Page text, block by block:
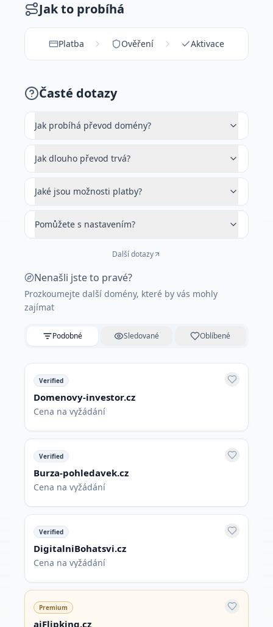
Jak to probíhá
Platba Ověření Aktivace
Časté dotazy
Jak probíhá převod domény?
Jak dlouho převod trvá?
Jaké jsou možnosti platby?
Pomůžete s nastavením?
Další dotazy
Nenašli jste to pravé?
Prozkoumejte další domény, které by vás mohly
zajímat
Podobné Sledované Oblíbené
Verified
Domenovy-investor.cz
Cena na vyžádání
Verified
Burza-pohledavek.cz
Cena na vyžádání
Verified
DigitalniBohatsvi.cz
Cena na vyžádání
Premium
aiFlipking.cz